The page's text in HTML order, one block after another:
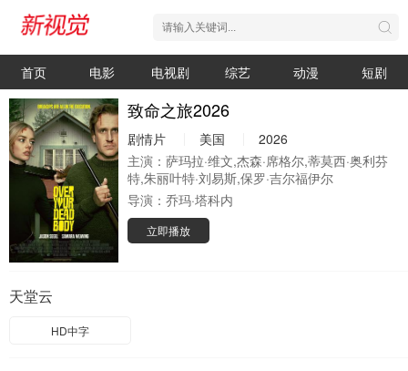
首页 电影 电视剧 综艺 动漫 短剧
致命之旅2026
剧情片 美国
2026
主演： 萨玛拉·维文,杰森·席格尔,蒂莫西·奥利芬
特,朱丽叶特·刘易斯,保罗·吉尔福伊尔
导演： 乔玛·塔科内
立即播放
天堂云
HD中字